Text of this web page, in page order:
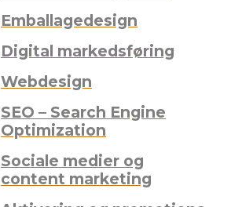
Emballagedesign
Digital markedsføring
Webdesign
SEO – Search Engine
Optimization
Sociale medier og
content marketing